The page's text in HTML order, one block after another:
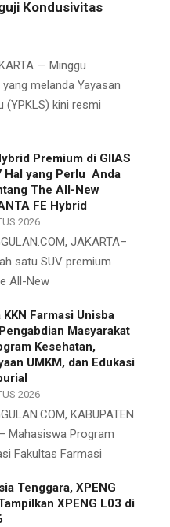
Kondusivitas
— Minggu
melanda Yayasan
(YPKLS) kini resmi
Premium di GIIAS
Hal yang Perlu Anda
The All-New
FE Hybrid
2026
JAKARTA–
satu SUV premium
All-New
KKN Farmasi Unisba
Masyarakat
Kesehatan,
UMKM, dan Edukasi
2026
KABUPATEN
Mahasiswa Program
Fakultas Farmasi
Tenggara, XPENG
XPENG L03 di